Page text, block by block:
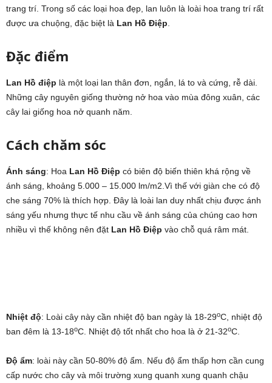
trang trí. Trong số các loại hoa đẹp, lan luôn là loài hoa trang trí rất
được ưa chuộng, đặc biệt là Lan Hồ Điệp.
Đặc điểm
Lan Hồ điệp là một loại lan thân đơn, ngắn, lá to và cứng, rễ dài.
Những cây nguyên giống thường nở hoa vào mùa đông xuân, các
cây lai giống hoa nở quanh năm.
Cách chăm sóc
Ánh sáng: Hoa Lan Hồ Điệp có biên độ biến thiên khá rộng về
ánh sáng, khoảng 5.000 – 15.000 lm/m2.Vì thế với giàn che có độ
che sáng 70% là thích hợp. Đây là loài lan duy nhất chịu được ánh
sáng yếu nhưng thực tế nhu cầu về ánh sáng của chúng cao hơn
nhiều vì thế không nên đặt Lan Hồ Điệp vào chỗ quá râm mát.
Nhiệt độ: Loài cây này cần nhiệt độ ban ngày là 18-29oC, nhiệt độ
ban đêm là 13-18oC. Nhiệt độ tốt nhất cho hoa là ở 21-32oC.
Độ ẩm: loài này cần 50-80% độ ẩm. Nếu độ ẩm thấp hơn cần cung
cấp nước cho cây và môi trường xung quanh xung quanh chậu